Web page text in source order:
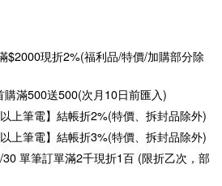
$2000現折2%(福利品/特價/加購部分除
購滿500送500(次月10日前匯入)
上筆電】結帳折2%(特價、拆封品除外)
上筆電】結帳折3%(特價、拆封品除外)
30 單筆訂單滿2千現折1百 (限折乙次，部